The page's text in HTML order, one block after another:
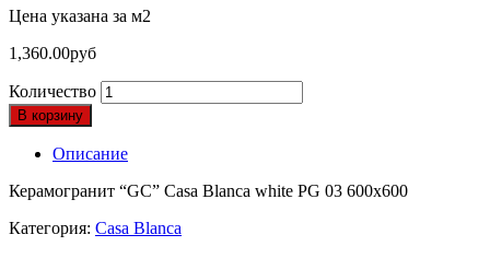
Цена указана за м2
1,360.00руб
Количество
В корзину
Описание
Керамогранит “GC” Casa Blanca white PG 03 600х600
Категория: Casa Blanca